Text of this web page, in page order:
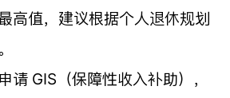
高值，建议根据个人退休规划
请 GIS（保障性收入补助），